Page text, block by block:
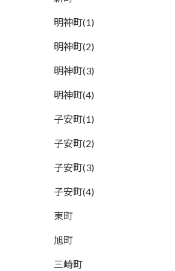
明神町(1)
明神町(2)
明神町(3)
明神町(4)
子安町(1)
子安町(2)
子安町(3)
子安町(4)
東町
旭町
三崎町